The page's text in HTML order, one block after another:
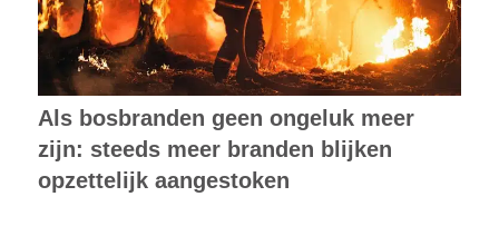
Als bosbranden geen ongeluk meer
zijn: steeds meer branden blijken
opzettelijk aangestoken